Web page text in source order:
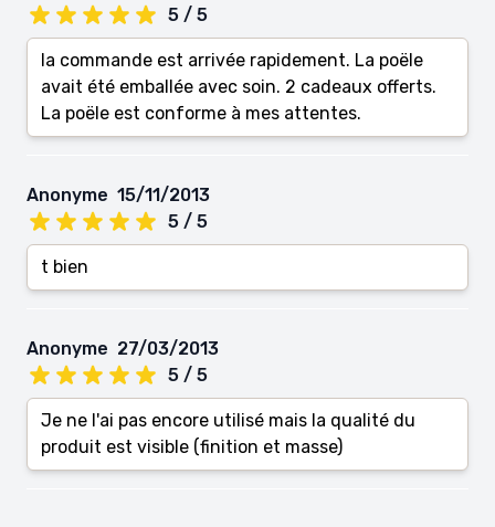
5 / 5
la commande est arrivée rapidement. La poële
avait été emballée avec soin. 2 cadeaux offerts.
La poële est conforme à mes attentes.
Anonyme 15/11/2013
5 / 5
t bien
Anonyme 27/03/2013
5 / 5
Je ne l'ai pas encore utilisé mais la qualité du
produit est visible (finition et masse)